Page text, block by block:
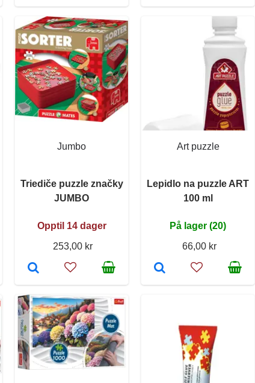
Jumbo
Triediče puzzle značky
JUMBO
Opptil 14 dager
253,00 kr
Art puzzle
Lepidlo na puzzle ART
100 ml
På lager (20)
66,00 kr